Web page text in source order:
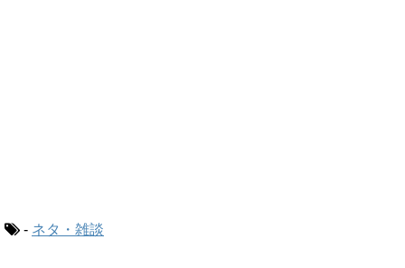
- ネタ・雑談